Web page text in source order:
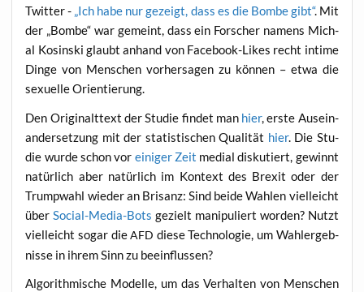
Twit­ter - „Ich habe nur gezeigt, dass es die Bom­be gibt“. Mit
der „Bom­be“ war gemeint, dass ein For­scher namens Mich­
al Kos­in­ski glaubt anhand von Face­book-Likes recht inti­me
Din­ge von Men­schen vor­her­sa­gen zu kön­nen – etwa die
sexu­el­le Orientierung.
Den Ori­gi­nalt­text der Stu­die fin­det man hier, ers­te Aus­ein­
an­der­set­zung mit der sta­tis­ti­schen Qua­li­tät hier. Die Stu­
die wur­de schon vor eini­ger Zeit medi­al dis­ku­tiert, gewinnt
natür­lich aber natür­lich im Kon­text des Brexit oder der
Trump­wahl wie­der an Bri­sanz: Sind bei­de Wah­len viel­leicht
überSocial-Media-Bots gezielt mani­pu­liert wor­den? Nutzt
viel­leicht sogar dieAFD die­se Tech­no­lo­gie, um Wahl­er­geb­
nis­se in ihrem Sinn zu beeinflussen?
Algo­rith­mi­sche Model­le, um das Ver­hal­ten von Men­schen